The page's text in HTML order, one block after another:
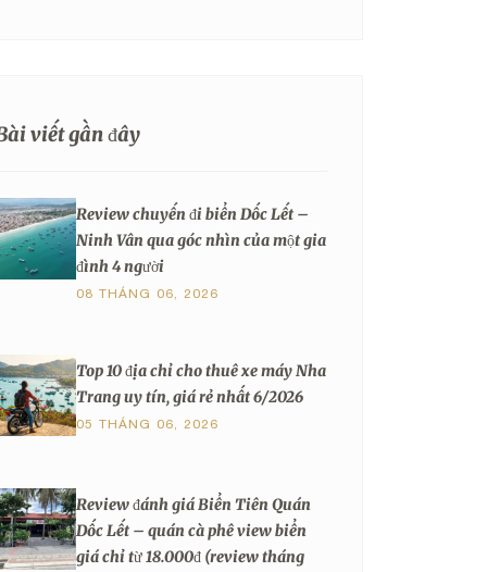
viết gần đây
Review chuyến đi biển Dốc Lết –
Ninh Vân qua góc nhìn của một gia
đình 4 người
08 THÁNG 06, 2026
Top 10 địa chỉ cho thuê xe máy Nha
Trang uy tín, giá rẻ nhất 6/2026
05 THÁNG 06, 2026
Review đánh giá Biển Tiên Quán
Dốc Lết – quán cà phê view biển
giá chỉ từ 18.000đ (review tháng